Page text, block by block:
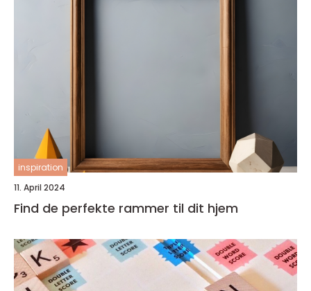
inspiration
11. April 2024
Find de perfekte rammer til dit hjem